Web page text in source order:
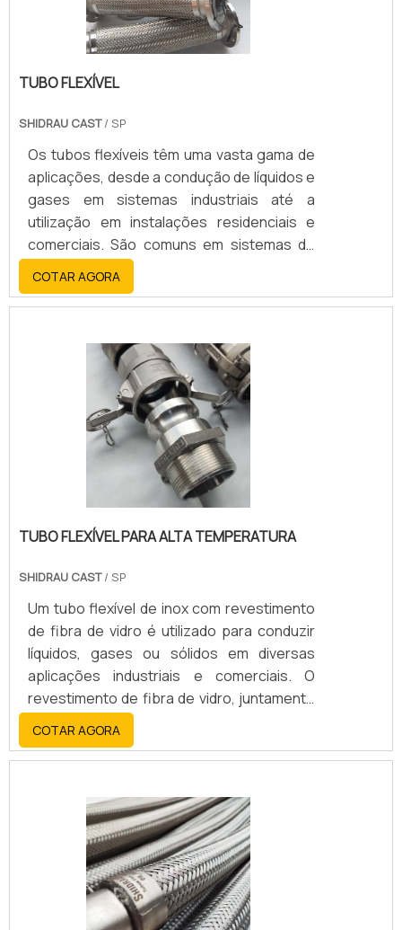
TUBO FLEXÍVEL
SHIDRAU CAST/ SP
Os tubos flexíveis têm uma vasta gama de
aplicações, desde a condução de líquidos e
gases em sistemas industriais até a
utilização em instalações residenciais e
comerciais. São comuns em sistemas de
aquecimento, transporte de combustível,
proteção de cabos elétricos, e até em
áreas como a indústria alimentícia e
COTAR AGORA
TUBO FLEXÍVEL PARA ALTA TEMPERATURA
SHIDRAU CAST/ SP
Um tubo flexível de inox com revestimento
de fibra de vidro é utilizado para conduzir
líquidos, gases ou sólidos em diversas
aplicações industriais e comerciais. O
revestimento de fibra de vidro, juntamente
com o aço inoxidável, oferece alta
resistência, durabilidade, flexibilidade e
resistência a altas temperaturas, corrosão
COTAR AGORA